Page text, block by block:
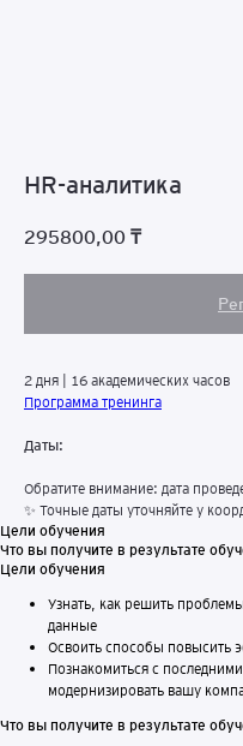
HR-аналитика
295800,00 ₸
2 дня | 16 академических часов
Программа тренинга
Даты:
Обратите внимание: дата
✨ Точные даты уточняйте у
Цели обучения
Что вы получите в результате
Цели обучения
Узнать, как решить
данные
Освоить способы повысить
Познакомиться с
модернизировать вашу
Что вы получите в результате